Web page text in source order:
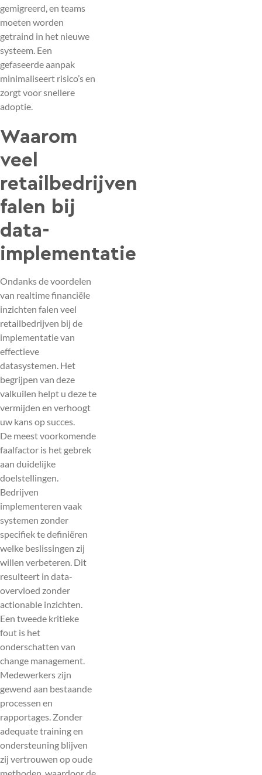
gemigreerd, en teams
moeten worden
getraind in het nieuwe
systeem. Een
gefaseerde aanpak
minimaliseert risico’s en
zorgt voor snellere
adoptie.
Waarom
veel
retailbedrijven
falen bij
data-
implementatie
Ondanks de voordelen
van realtime financiële
inzichten falen veel
retailbedrijven bij de
implementatie van
effectieve
datasystemen. Het
begrijpen van deze
valkuilen helpt u deze te
vermijden en verhoogt
uw kans op succes.
De meest voorkomende
faalfactor is het gebrek
aan duidelijke
doelstellingen.
Bedrijven
implementeren vaak
systemen zonder
specifiek te definiëren
welke beslissingen zij
willen verbeteren. Dit
resulteert in data-
overvloed zonder
actionable inzichten.
Een tweede kritieke
fout is het
onderschatten van
change management.
Medewerkers zijn
gewend aan bestaande
processen en
rapportages. Zonder
adequate training en
ondersteuning blijven
zij vertrouwen op oude